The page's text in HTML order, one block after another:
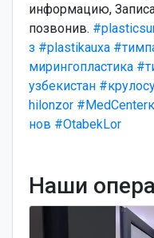
информацию,
позвонив.
з #plastikauxa
мирингопластика
узбекистан
hilonzor
нов #OtabekLor
Наши